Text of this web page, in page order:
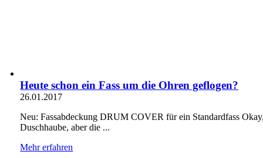
Heute schon ein Fass um die Ohren geflogen?
26.01.2017
Neu: Fassabdeckung DRUM COVER für ein Standardfass
Duschhaube, aber die ...
Mehr erfahren